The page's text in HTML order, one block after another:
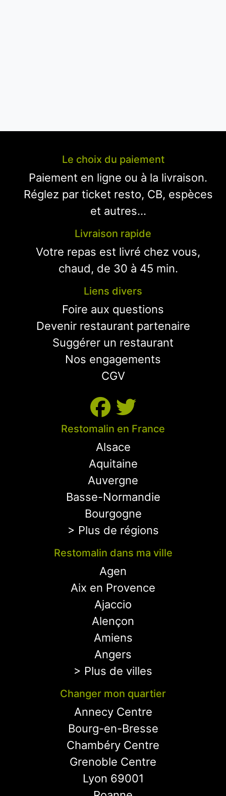
Le choix du paiement
Paiement en ligne ou à la livraison.
Réglez par ticket resto, CB, espèces
et autres...
Livraison rapide
Votre repas est livré chez vous,
chaud, de 30 à 45 min.
Liens divers
Foire aux questions
Devenir restaurant partenaire
Suggérer un restaurant
Nos engagements
CGV
Restomalin en France
Alsace
Aquitaine
Auvergne
Basse-Normandie
Bourgogne
> Plus de régions
Restomalin dans ma ville
Agen
Aix en Provence
Ajaccio
Alençon
Amiens
Angers
> Plus de villes
Changer mon quartier
Annecy Centre
Bourg-en-Bresse
Chambéry Centre
Grenoble Centre
Lyon 69001